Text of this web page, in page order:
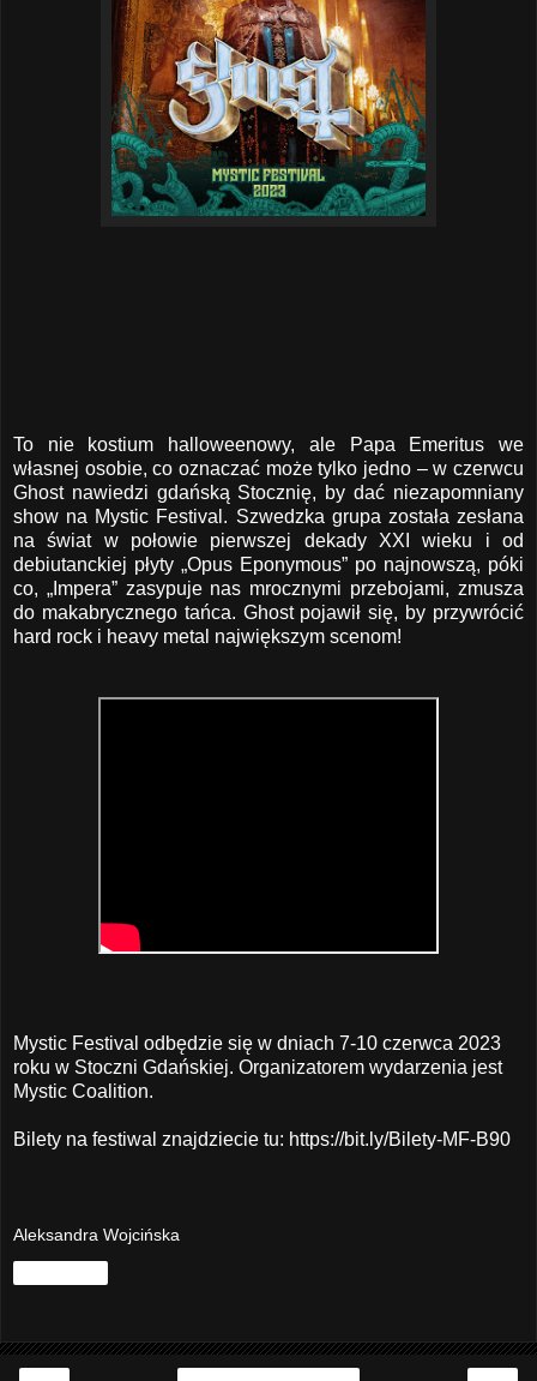
To nie kostium halloweenowy, ale Papa Emeritus we
własnej osobie, co oznaczać może tylko jedno – w czerwcu
Ghost nawiedzi gdańską Stocznię, by dać niezapomniany
show na Mystic Festival. Szwedzka grupa została zesłana
na świat w połowie pierwszej dekady XXI wieku i od
debiutanckiej płyty „Opus Eponymous” po najnowszą, póki
co, „Impera” zasypuje nas mrocznymi przebojami, zmusza
do makabrycznego tańca. Ghost pojawił się, by przywrócić
hard rock i heavy metal największym scenom!
Mystic Festival odbędzie się w dniach 7-10 czerwca 2023
roku w Stoczni Gdańskiej. Organizatorem wydarzenia jest
Mystic Coalition.
Bilety na festiwal znajdziecie tu: https://bit.ly/Bilety-MF-B90
Aleksandra Wojcińska